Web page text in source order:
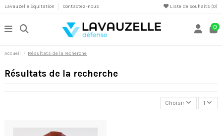
Lavauzelle Équitation Contactez-nous Liste de souhaits (0)
0
Accueil Résultats de la recherche
Résultats de la recherche
Choisir 1